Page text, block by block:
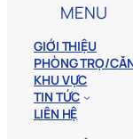
r
h
MENU
GIỚI THIỆU
PHÒNG TRỌ/
KHU VỰC
TIN TỨC
LIÊN HỆ